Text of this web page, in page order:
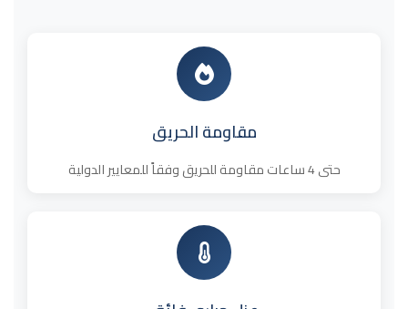
مقاومة الحريق
حتى 4 ساعات مقاومة للحريق وفقاً للمعايير الدولية